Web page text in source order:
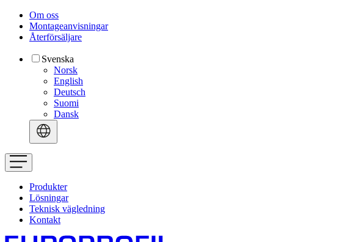
Om oss
Montageanvisningar
Återförsäljare
Svenska
Norsk
English
Deutsch
Suomi
Dansk
Produkter
Lösningar
Teknisk vägledning
Kontakt